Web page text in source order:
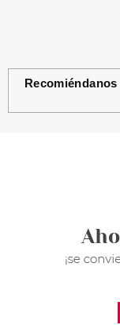
Recomiéndanos